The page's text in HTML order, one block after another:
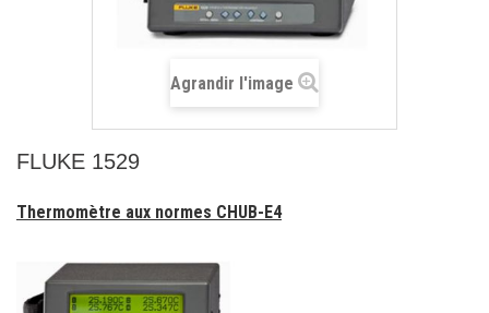
Agrandir l'image
FLUKE 1529
Thermomètre aux normes CHUB-E4